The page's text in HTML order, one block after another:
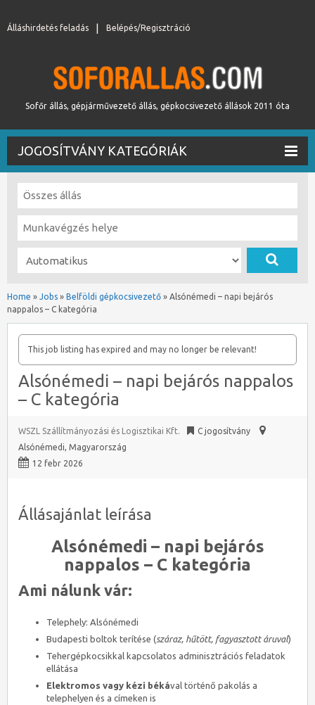
Belépés/Regisztráció
Álláshirdetés feladás
Sofőr állás, gépjárművezető állás, gépkocsivezető állások 2011 óta
JOGOSÍTVÁNY KATEGÓRIÁK
Home » Jobs » Belföldi gépkocsivezető » Alsónémedi – napi bejárós
nappalos – C kategória
This job listing has expired and may no longer be relevant!
Alsónémedi – napi bejárós nappalos
– C kategória
WSZL Szállítmányozási és Logisztikai Kft.
C jogosítvány
Alsónémedi, Magyarország
12 febr 2026
Állásajánlat leírása
Alsónémedi – napi bejárós
nappalos – C kategória
Ami nálunk vár:
Telephely: Alsónémedi
Budapesti boltok terítése (száraz, hűtött, fagyasztott áruval)
Tehergépkocsikkal kapcsolatos adminisztrációs feladatok
ellátása
Elektromos vagy kézi békával történő pakolás a
telephelyen és a címeken is